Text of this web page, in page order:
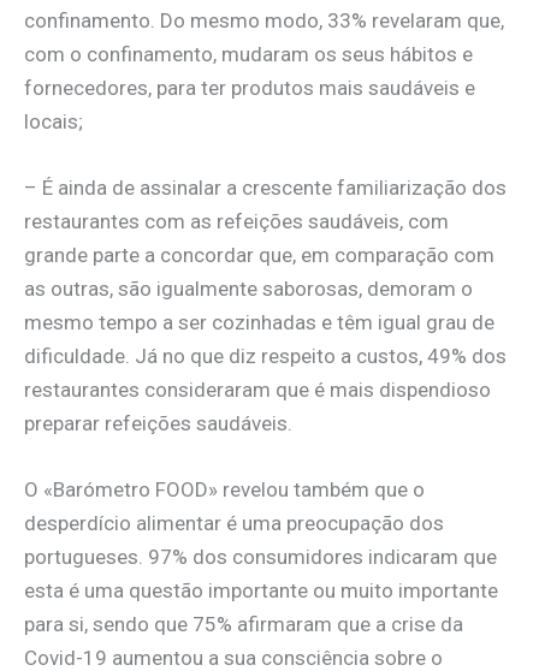
confinamento. Do mesmo modo, 33% revelaram que,
com o confinamento, mudaram os seus hábitos e
fornecedores, para ter produtos mais saudáveis e
locais;
– É ainda de assinalar a crescente familiarização dos
restaurantes com as refeições saudáveis, com
grande parte a concordar que, em comparação com
as outras, são igualmente saborosas, demoram o
mesmo tempo a ser cozinhadas e têm igual grau de
dificuldade. Já no que diz respeito a custos, 49% dos
restaurantes consideraram que é mais dispendioso
preparar refeições saudáveis.
O «Barómetro FOOD» revelou também que o
desperdício alimentar é uma preocupação dos
portugueses. 97% dos consumidores indicaram que
esta é uma questão importante ou muito importante
para si, sendo que 75% afirmaram que a crise da
Covid-19 aumentou a sua consciência sobre o